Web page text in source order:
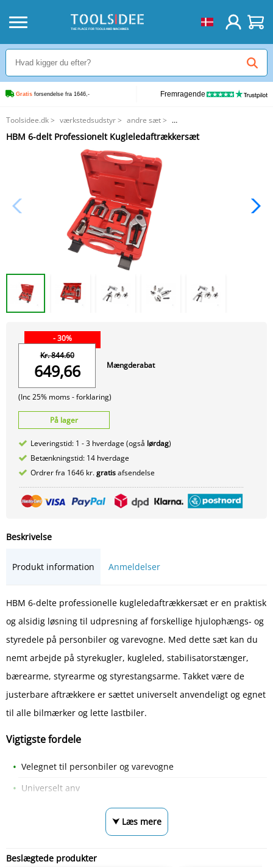
Gratis forsendelse fra 1646,- Fremragende
Toolsidee.dk> værkstedsudstyr> andre sæt>
HBM 6-delt Professionelt Kugleledaftrækkersæt
HBM 6-delt Professionelt Kugleledaftrækkersæt
- 30%
Kr. 844.60
649,66
(Inc 25% moms -forklaring)
Mængderabat
På lager
Leveringstid: 1 - 3 hverdage (også lørdag)
Betænkningstid: 14 hverdage
Ordrer fra 1646 kr.gratisafsendelse
Beskrivelse
Produkt information Anmeldelser
HBM 6-delte professionelle kugleledaftrækkersæt er en praktisk
og alsidig løsning til udpresning af forskellige hjulophængs- og
styredele på personbiler og varevogne. Med dette sæt kan du
nemt arbejde på styrekugler, kugleled, stabilisatorstænger,
bærearme, styrearme og styrestangsarme. Takket være de
justerbare aftrækkere er sættet universelt anvendeligt og egnet
til alle bilmærker og lette lastbiler.
Vigtigste fordele
Velegnet til personbiler og varevogne
Universelt anv
⮟ Læs mere
Beslægtede produkter